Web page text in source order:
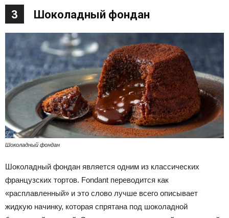
3 Шоколадный фондан
Шоколадный фондан
Шоколадный фондан является одним из классических
французских тортов. Fondant переводится как
«расплавленный» и это слово лучше всего описывает
жидкую начинку, которая спрятана под шоколадной